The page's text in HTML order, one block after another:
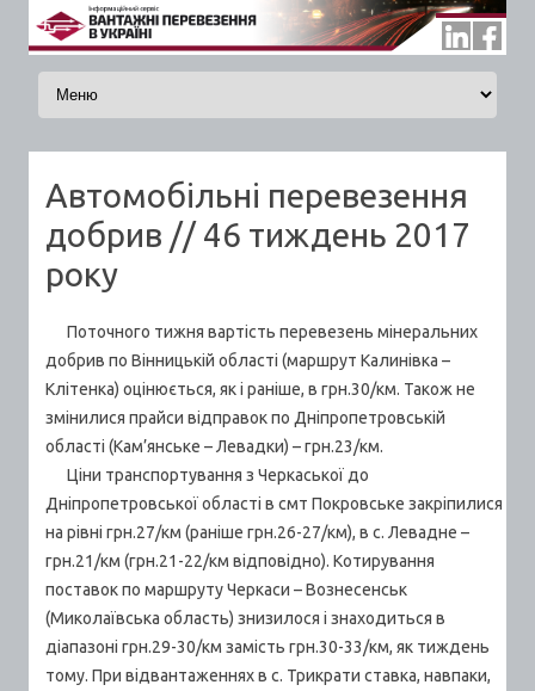
Skip to content
Автомобільні перевезення
добрив // 46 тиждень 2017
року
Поточного тижня вартість перевезень мінеральних
добрив по Вінницькій області (маршрут Калинівка –
Клітенка) оцінюється, як і раніше, в грн.30/км. Також не
змінилися прайси відправок по Дніпропетровській
області (Кам’янське – Левадки) – грн.23/км.
Ціни транспортування з Черкаської до
Дніпропетровської області в смт Покровське закріпилися
на рівні грн.27/км (раніше грн.26-27/км), в с. Левадне –
грн.21/км (грн.21-22/км відповідно). Котирування
поставок по маршруту Черкаси – Вознесенськ
(Миколаївська область) знизилося і знаходиться в
діапазоні грн.29-30/км замість грн.30-33/км, як тиждень
тому. При відвантаженнях в с. Трикрати ставка, навпаки,